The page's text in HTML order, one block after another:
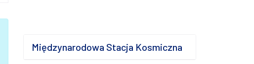
Międzynarodowa Stacja Kosmiczna